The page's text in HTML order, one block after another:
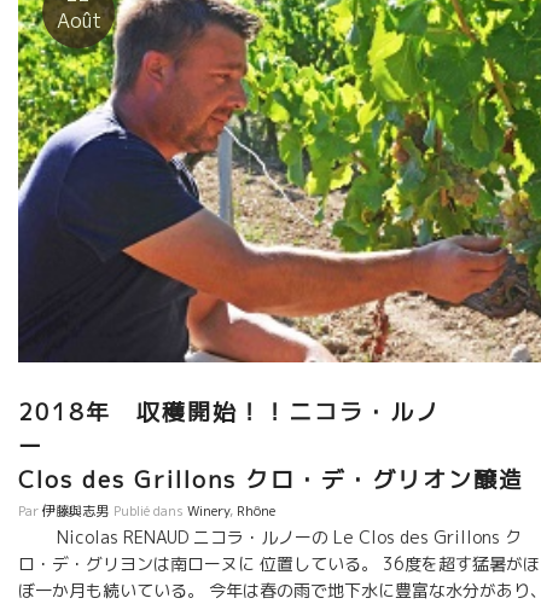
入れたら一切触らないのが基本。 Une île ユン・二ル などは、
あの荒々しいムールヴェードル品種をまるでやや濃い目のロゼワ
イン のように、淡くやさしく醸してしまう。 Prime Senso プリ
ム・サンソーは、サンソー品種とムールヴェードル品種のトビッ
キリ美味しい ロゼワイン。 どれをとっても繊細、上品という表現
が出てくる絶品ばかり。 世界から引っ張りだこというのが、理解
できる。 学校の先生から醸造家に転職してたった10年で、よくも
ここまで進化できたものだ！ ニコラ・ルノーは凄い！！ 弛まない
疑問、どうしたら？という問い、試作、改良、思索の繰り返し
が、 ここまでの液体を造りあげたのだろう。
Réputé dans le monde entier, Le Clos des Grillons de
Nicolas Renaud Une évolution remarquable depuis des
années!! Nicolas Renaud et Eric Pfifferling de L’Anglore dans
le village voisin,sont parents éloignés si l’on remonte à
longtemps ils se sentaient très proches et fréquentaient
depuis longtemps. Récemment, une élégance de son vin
ressemble à celui d’Eric. Bien sûr, avec une semi-macération
carbonique (MC). Quelquefois 100% de MC. Pas de pigeage
Comme un […]
Août
2018年 収穫開始！！ニコラ・ルノ
Clos des Grillons クロ・デ・グリオン醸造
Par伊藤與志男 Publié dans Winery, Rhône
Nicolas RENAUD ニコラ・ルノーの Le Clos des Grillons ク
ロ・デ・グリヨンは南ローヌに 位置している。 36度を超す猛暑がほ
ぼ一か月も続いている。 今年は春の雨で地下水に豊富な水分があり